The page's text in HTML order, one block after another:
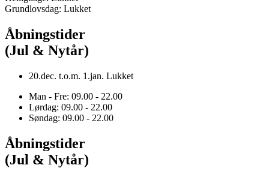
Grundlovsdag: Lukket
Åbningstider
(Jul & Nytår)
20.dec. t.o.m. 1.jan. Lukket
Man - Fre: 09.00 - 22.00
Lørdag: 09.00 - 22.00
Søndag: 09.00 - 22.00
Åbningstider
(Jul & Nytår)